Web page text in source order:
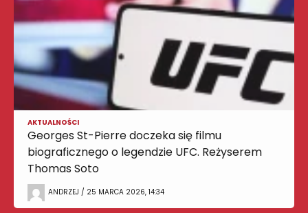
AKTUALNOŚCI
Georges St-Pierre doczeka się filmu
biograficznego o legendzie UFC. Reżyserem
Thomas Soto
ANDRZEJ / 25 MARCA 2026, 14:34